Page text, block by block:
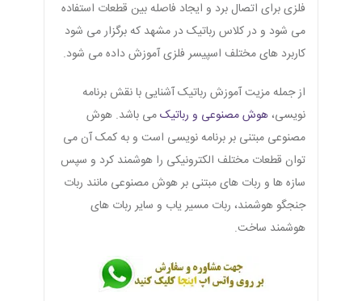
فلزی برای اتصال برد و ایجاد فاصله بین قطعات استفاده
می شود و در کلاس رباتیک در مشهد که برگزار می شود
کاربرد های مختلف اسپیسر فلزی آموزش داده می شود.
از جمله مزیت آموزش رباتیک آشنایی با نقش برنامه
نویسی، هوش مصنوعی و رباتیکمی باشد. هوش
مصنوعی مبتنی بر برنامه نویسی است و به کمک آن می
توان قطعات مختلف الکترونیکی را هوشمند کرد و سپس
سازه ها و ربات های مبتنی بر هوش مصنوعی مانند ربات
جنجگو هوشمند، ربات مسیر یاب و سایر ربات های
هوشمند ساخت.